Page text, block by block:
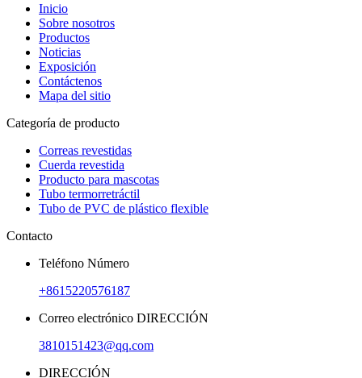
Inicio
Sobre nosotros
Productos
Noticias
Exposición
Contáctenos
Mapa del sitio
Categoría de producto
Correas revestidas
Cuerda revestida
Producto para mascotas
Tubo termorretráctil
Tubo de PVC de plástico flexible
Contacto
Teléfono Número
+8615220576187
Correo electrónico DIRECCIÓN
3810151423@qq.com
DIRECCIÓN